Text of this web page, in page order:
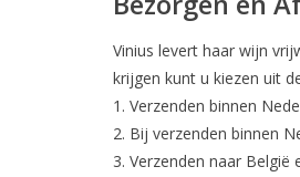
Vinius levert haar wijn
krijgen kunt u kiezen uit
Verzenden binnen
Bij verzenden binnen
Verzenden naar België